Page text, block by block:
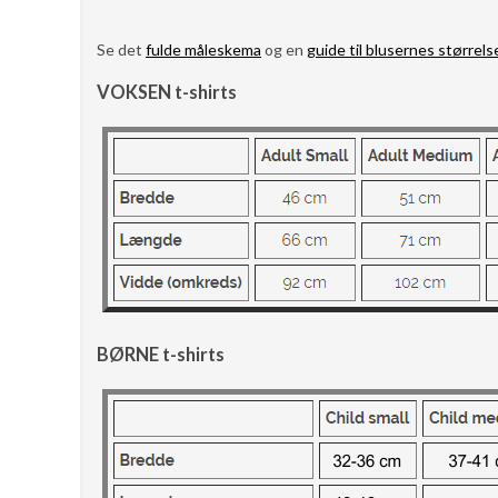
Se det fulde måleskema og en guide til blusernes
VOKSEN t-shirts
BØRNE t-shirts